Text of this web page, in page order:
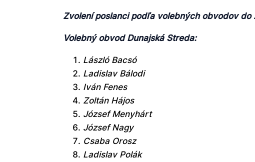
Zvolení poslanci podľa volebných obvodov
Volebný obvod Dunajská Streda:
László Bacsó
Ladislav Bálodi
Iván Fenes
Zoltán Hájos
József Menyhárt
József Nagy
Csaba Orosz
Ladislav Polák